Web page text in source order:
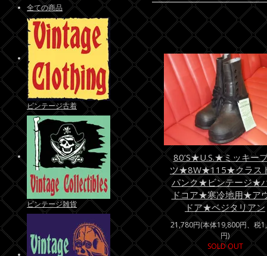
80’S★U.S.★ミッキー
ツ★8W★115★クラス
パンク★ビンテージ★
ドコア★寒冷地用★ア
ドア★ベジタリアン
21,780円(本体19,800円、税
円)
SOLD OUT
全ての商品
ビンテージ古着
ビンテージ雑貨